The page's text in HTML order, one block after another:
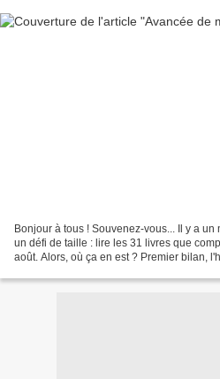
Bonjour à tous ! Souvenez-vous... Il y a
un défi de taille : lire les 31 livres que
août. Alors, où ça en est ? Premier bilan,